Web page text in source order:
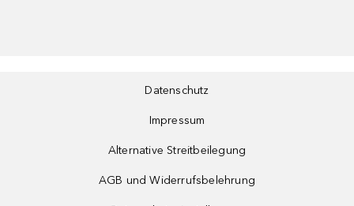
Datenschutz
Impressum
Alternative Streitbeilegung
AGB und Widerrufsbelehrung